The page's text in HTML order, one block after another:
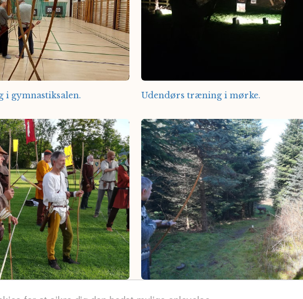
gymnastiksalen. Udendørs træning i mørke.
i tøjet. Deltagelse i 3D konkurrence i alm. tøj.